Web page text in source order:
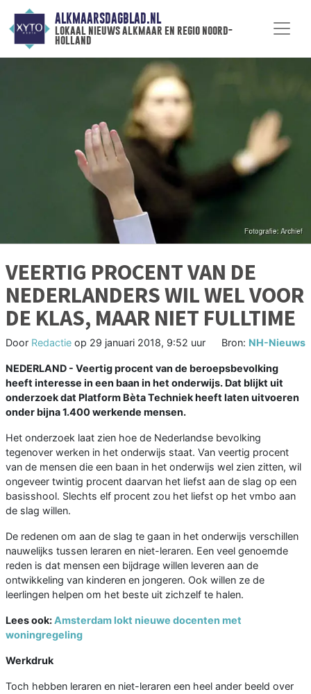
ALKMAARSDAGBLAD.NL
lokaal nieuws alkmaar en regio noord-
holland
VEERTIG PROCENT VAN DE
NEDERLANDERS WIL WEL VOOR
DE KLAS, MAAR NIET FULLTIME
Door Redactie op 29 januari 2018, 9:52 uur Bron: NH-Nieuws
NEDERLAND - Veertig procent van de beroepsbevolking
heeft interesse in een baan in het onderwijs. Dat blijkt uit
onderzoek dat Platform Bèta Techniek heeft laten uitvoeren
onder bijna 1.400 werkende mensen.
Het onderzoek laat zien hoe de Nederlandse bevolking
tegenover werken in het onderwijs staat. Van veertig procent
van de mensen die een baan in het onderwijs wel zien zitten, wil
ongeveer twintig procent daarvan het liefst aan de slag op een
basisshool. Slechts elf procent zou het liefst op het vmbo aan
de slag willen.
De redenen om aan de slag te gaan in het onderwijs verschillen
nauwelijks tussen leraren en niet-leraren. Een veel genoemde
reden is dat mensen een bijdrage willen leveren aan de
ontwikkeling van kinderen en jongeren. Ook willen ze de
leerlingen helpen om het beste uit zichzelf te halen.
Lees ook:Amsterdam lokt nieuwe docenten met
woningregeling
Werkdruk
Toch hebben leraren en niet-leraren een heel ander beeld over